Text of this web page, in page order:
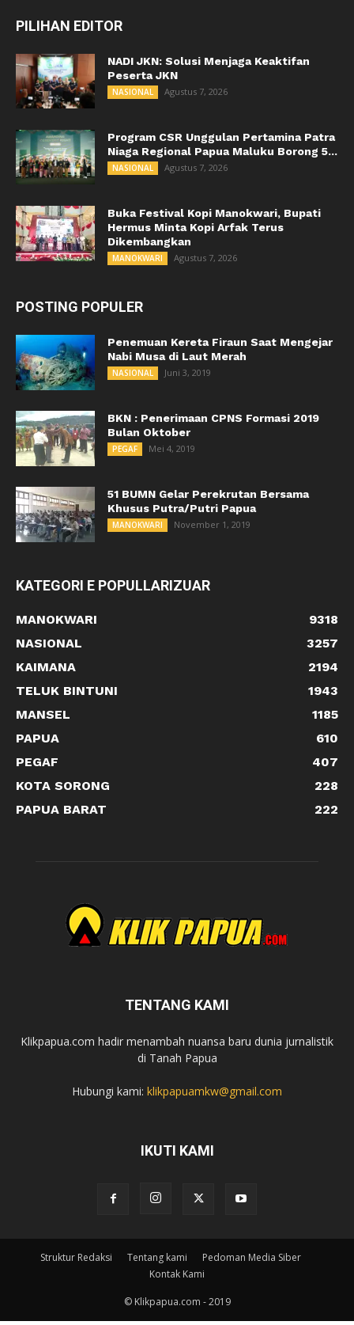
PILIHAN EDITOR
NADI JKN: Solusi Menjaga Keaktifan
Peserta JKN
NASIONAL Agustus 7, 2026
Program CSR Unggulan Pertamina Patra
Niaga Regional Papua Maluku Borong 5...
NASIONAL Agustus 7, 2026
Buka Festival Kopi Manokwari, Bupati
Hermus Minta Kopi Arfak Terus
Dikembangkan
MANOKWARI Agustus 7, 2026
POSTING POPULER
Penemuan Kereta Firaun Saat Mengejar
Nabi Musa di Laut Merah
NASIONAL Juni 3, 2019
BKN : Penerimaan CPNS Formasi 2019
Bulan Oktober
PEGAF Mei 4, 2019
51 BUMN Gelar Perekrutan Bersama
Khusus Putra/Putri Papua
MANOKWARI November 1, 2019
KATEGORI E POPULLARIZUAR
MANOKWARI
9318
NASIONAL
3257
KAIMANA
2194
TELUK BINTUNI
1943
MANSEL
1185
PAPUA
610
PEGAF
407
KOTA SORONG
228
PAPUA BARAT
222
TENTANG KAMI
Klikpapua.com hadir menambah nuansa baru dunia jurnalistik
di Tanah Papua
Hubungi kami: klikpapuamkw@gmail.com
IKUTI KAMI
Struktur Redaksi Tentang kami
Pedoman Media Siber
Kontak Kami
© Klikpapua.com - 2019